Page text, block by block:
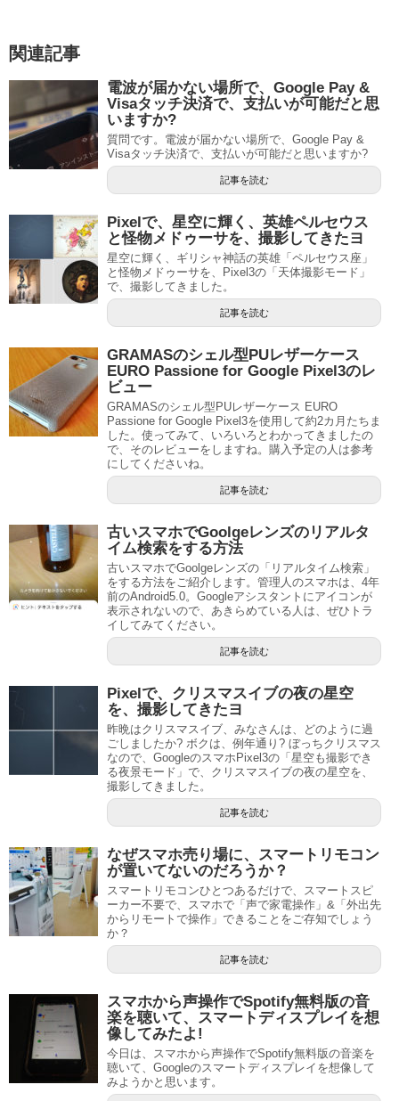
関連記事
電波が届かない場所で、Google Pay &
Visaタッチ決済で、支払いが可能だと思
いますか?
質問です。電波が届かない場所で、Google Pay &
Visaタッチ決済で、支払いが可能だと思いますか?
記事を読む
Pixelで、星空に輝く、英雄ペルセウス
と怪物メドゥーサを、撮影してきたヨ
星空に輝く、ギリシャ神話の英雄「ペルセウス座」
と怪物メドゥーサを、Pixel3の「天体撮影モード」
で、撮影してきました。
記事を読む
GRAMASのシェル型PUレザーケース
EURO Passione for Google Pixel3のレ
ビュー
GRAMASのシェル型PUレザーケース EURO
Passione for Google Pixel3を使用して約2カ月たちま
した。使ってみて、いろいろとわかってきましたの
で、そのレビューをしますね。購入予定の人は参考
にしてくださいね。
記事を読む
古いスマホでGoolgeレンズのリアルタ
イム検索をする方法
古いスマホでGoolgeレンズの「リアルタイム検索」
をする方法をご紹介します。管理人のスマホは、4年
前のAndroid5.0。Googleアシスタントにアイコンが
表示されないので、あきらめている人は、ぜひトラ
イしてみてください。
記事を読む
Pixelで、クリスマスイブの夜の星空
を、撮影してきたヨ
昨晩はクリスマスイブ、みなさんは、どのように過
ごしましたか? ボクは、例年通り? ぼっちクリスマス
なので、GoogleのスマホPixel3の「星空も撮影でき
る夜景モード」で、クリスマスイブの夜の星空を、
撮影してきました。
記事を読む
なぜスマホ売り場に、スマートリモコン
が置いてないのだろうか？
スマートリモコンひとつあるだけで、スマートスピ
ーカー不要で、スマホで「声で家電操作」&「外出先
からリモートで操作」できることをご存知でしょう
か？
記事を読む
スマホから声操作でSpotify無料版の音
楽を聴いて、スマートディスプレイを想
像してみたよ!
今日は、スマホから声操作でSpotify無料版の音楽を
聴いて、Googleのスマートディスプレイを想像して
みようかと思います。